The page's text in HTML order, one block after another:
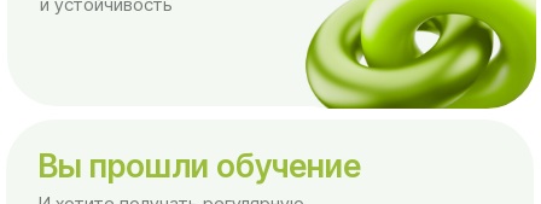
Вы прошли обучение